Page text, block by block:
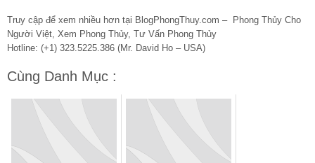
Truy cập để xem nhiều hơn tại BlogPhongThuy.com – Phong Thủy Cho
Người Việt, Xem Phong Thủy, Tư Vấn Phong Thủy
Hotline: (+1) 323.5225.386 (Mr. David Ho – USA)
Cùng Danh Mục :